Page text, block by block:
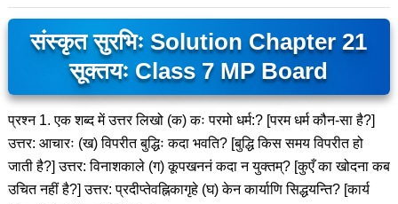
संस्कृत सुरभिः Solution Chapter 21
सूक्तयः Class 7 MP Board
प्रश्न 1. एक शब्द में उत्तर लिखो (क) कः परमो धर्म:? [परम धर्म कौन-सा है?]
उत्तर: आचारः (ख) विपरीत बुद्धिः कदा भवति? [बुद्धि किस समय विपरीत हो
जाती है?] उत्तर: विनाशकाले (ग) कूपखननं कदा न युक्तम्? [कुएँ का खोदना कब
उचित नहीं है?] उत्तर: प्रदीप्तेवह्निकागृहे (घ) केन कार्याणि सिद्धयन्ति? [कार्य